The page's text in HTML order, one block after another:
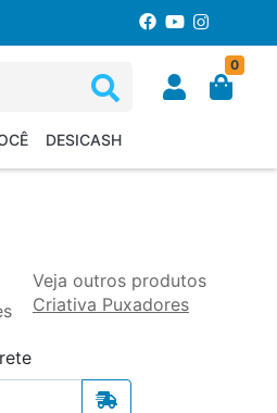
0
DESICASH
Veja outros produtos
Criativa Puxadores